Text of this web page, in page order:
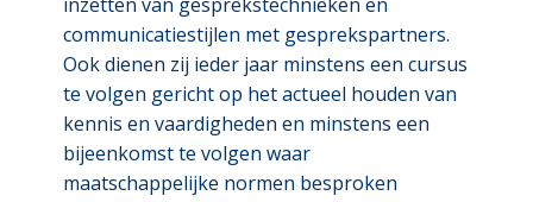
communicatiestijlen met gesprekspartners.
Ook dienen zij ieder jaar minstens een cursus
te volgen gericht op het actueel houden van
kennis en vaardigheden en minstens een
bijeenkomst te volgen waar
maatschappelijke normen besproken